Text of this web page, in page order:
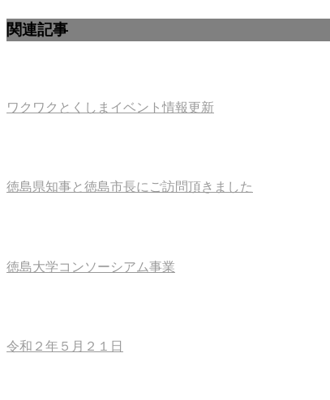
関連記事
ワクワクとくしまイベント情報更新
徳島県知事と徳島市長にご訪問頂きました
徳島大学コンソーシアム事業
令和２年５月２１日